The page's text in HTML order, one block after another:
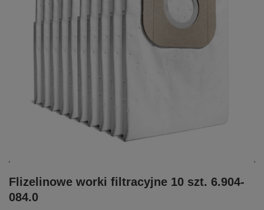
Flizelinowe worki filtracyjne 10 szt. 6.904-
084.0